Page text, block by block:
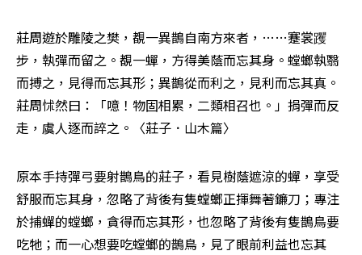
莊周遊於雕陵之樊，覩一異鵲自南方來者，……蹇裳躩
步，執彈而留之。覩一蟬，方得美蔭而忘其身。螳螂執翳
而搏之，見得而忘其形；異鵲從而利之，見利而忘其真。
莊周怵然曰：「噫！物固相累，二類相召也。」捐彈而反
走，虞人逐而誶之。〈莊子．山木篇〉
原本手持彈弓要射鵲鳥的莊子，看見樹蔭遮涼的蟬，享受
舒服而忘其身，忽略了背後有隻螳螂正揮舞著鐮刀；專注
於捕蟬的螳螂，貪得而忘其形，也忽略了背後有隻鵲鳥要
吃牠；而一心想要吃螳螂的鵲鳥，見了眼前利益也忘其